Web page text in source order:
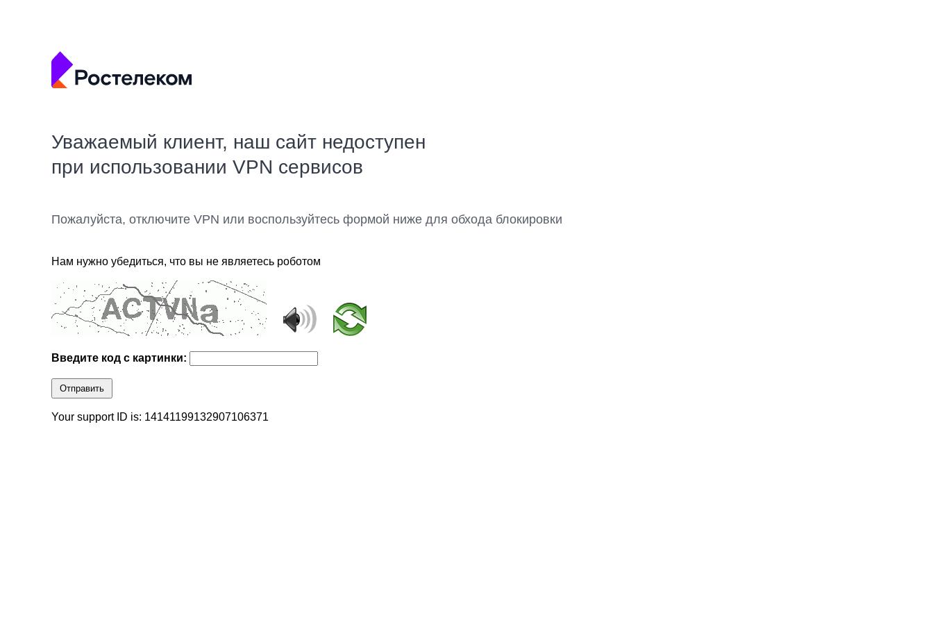
Уважаемый клиент, наш сайт недоступен
при использовании VPN сервисов
Пожалуйста, отключите VPN или воспользуйтесь формой ниже для обхода блокировки
Нам нужно убедиться, что вы не являетесь роботом
Введите код с картинки:
Отправить
Your support ID is: 14141199132907106371